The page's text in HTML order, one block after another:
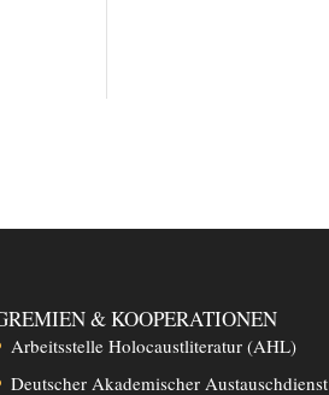
& KOOPERATIONEN
Arbeitsstelle Holocaustliteratur (AHL)
Deutscher Akademischer Austauschdienst